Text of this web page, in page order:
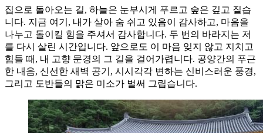
집으로 돌아오는 길, 하늘은 눈부시게 푸르고 숲은 깊고 짙습
니다. 지금 여기, 내가 살아 숨 쉬고 있음이 감사하고, 마음을
나누고 돌이킬 힘을 주셔서 감사합니다. 두 번의 바라지는 저
를 다시 살린 시간입니다. 앞으로도 이 마음 잊지 않고 지치고
힘들 때, 내 고향 문경의 그 길을 걸어가렵니다. 공양간의 푸근
한 내음, 신선한 새벽 공기, 시시각각 변하는 신비스러운 풍경,
그리고 도반들의 맑은 미소가 벌써 그립습니다.